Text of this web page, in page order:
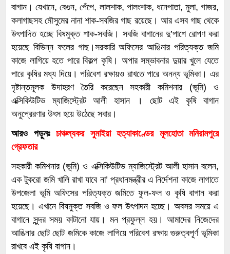
বাগান। যেখানে, বেগুন, পেঁপে, লালশাক, পালংশাক, ধনেপাতা, মুলা, গাজর,
কলাগাছসহ মৌসুমের নানা শাক-সবজির গাছ রয়েছে। আর এসব গাছ থেকে
উৎপাদিত হচ্ছে বিষমুক্ত শাক-সবজি। সবজি বাগানের দু’পাশে রোপণ করা
হয়েছে বিভিন্ন ফলের গাছ।সরকারি অফিসের আঙিনার পরিত্যক্ত জমি
কাজে লাগিয়ে হতে পারে বিকল্প কৃষি। অপার সম্ভাবনার দুয়ার খুলে যেতে
পারে কৃষির মধ্য দিয়ে। পরিবেশ রক্ষায়ও রাখতে পারে অনন্য ভূমিকা। এর
দৃষ্টান্তমূলক উদাহরণ তৈরি করেছেন সহকারী কমিশনার (ভূমি) ও
এক্সিকিউটিভ ম্যাজিস্ট্রেট আলী হাসান । ছোট এই কৃষি বাগান
অনুপ্রেরণার উৎস হয়ে উঠেছে সবার।
আরও পড়ুনঃ চাঞ্চল্যকর সুমাইয়া হত্যাকাণ্ডের মূলহোতা মনিরামপুরে
গ্রেফতার
সহকারী কমিশনার (ভূমি) ও এক্সিকিউটিভ ম্যাজিস্ট্রেট আলী হাসান বলেন,
এক টুকরো জমি খালি রাখা যাবে না’ প্রধানমন্ত্রীর এ নির্দেশনা কাজে লাগাতে
উপজেলা ভূমি অফিসের পরিত্যক্ত জমিতে ফুল-ফল ও কৃষি বাগান করা
হয়েছে। এখানে বিষমুক্ত সবজি ও ফল উৎপাদন হচ্ছে। অবসর সময়ে এ
বাগানে সুন্দর সময় কাটানো যায়। মন প্রফুল্ল হয়। আমাদের নিজেদের
আঙিনার ছোট ছোট জমিকে কাজে লাগিয়ে পরিবেশ রক্ষায় গুরুত্বপূর্ণ ভূমিকা
রাখবে এই কৃষি বাগান।